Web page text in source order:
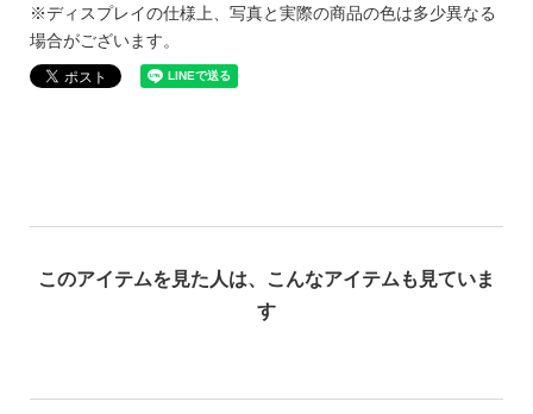
※ディスプレイの仕様上、写真と実際の商品の色は多少異なる
場合がございます。